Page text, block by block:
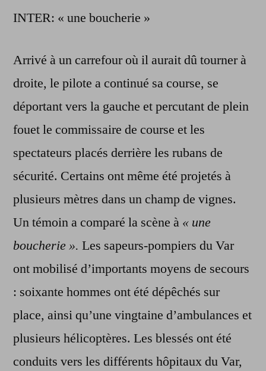
INTER: « une boucherie »
Arrivé à un carrefour où il aurait dû tourner à
droite, le pilote a continué sa course, se
déportant vers la gauche et percutant de plein
fouet le commissaire de course et les
spectateurs placés derrière les rubans de
sécurité. Certains ont même été projetés à
plusieurs mètres dans un champ de vignes.
Un témoin a comparé la scène à « une
boucherie ». Les sapeurs-pompiers du Var
ont mobilisé d’importants moyens de secours
: soixante hommes ont été dépêchés sur
place, ainsi qu’une vingtaine d’ambulances et
plusieurs hélicoptères. Les blessés ont été
conduits vers les différents hôpitaux du Var,